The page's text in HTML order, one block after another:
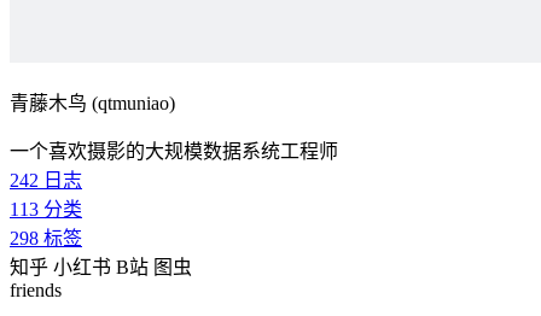
青藤木鸟 (qtmuniao)
一个喜欢摄影的大规模数据系统工程师
242 日志
113 分类
298 标签
知乎 小红书 B站 图虫
friends